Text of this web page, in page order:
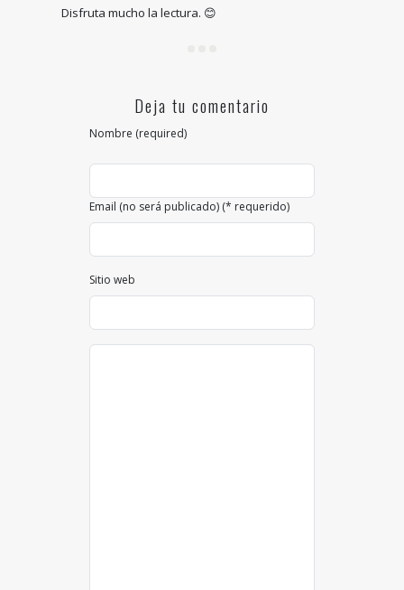
Disfruta mucho la lectura. 😊
Deja tu comentario
Nombre (required)
Email (no será publicado) (* requerido)
Sitio web